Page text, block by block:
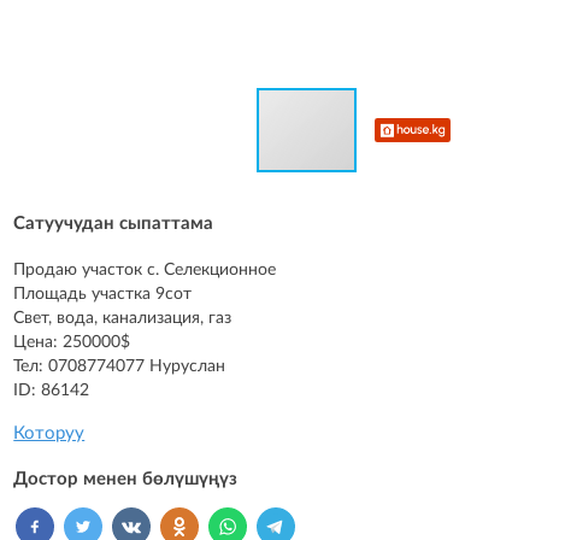
Сатуучудан сыпаттама
Продаю участок с. Селекционное
Площадь участка 9сот
Свет, вода, канализация, газ
Цена: 250000$
Тел: 0708774077 Нуруслан
ID: 86142
Которуу
Достор менен бөлүшүңүз